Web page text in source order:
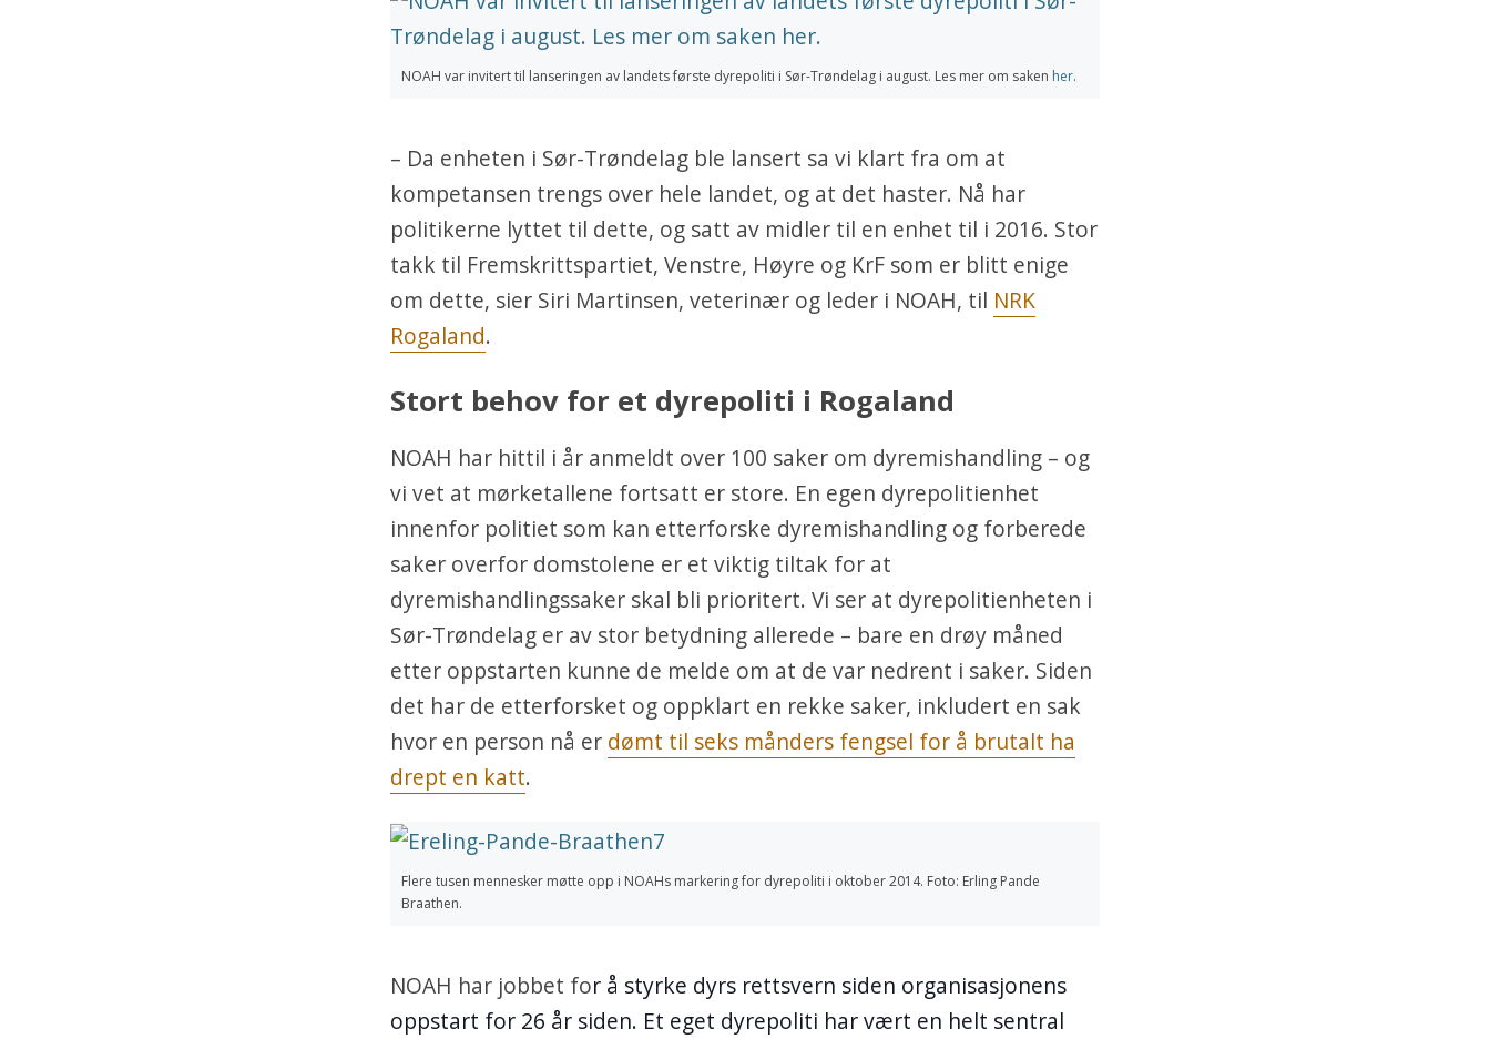
NOAH var invitert til lanseringen av landets første dyrepoliti i Sør-Trøndelag i august. Les mer om saken her.
– Da enheten i Sør-Trøndelag ble lansert sa vi klart fra om at
kompetansen trengs over hele landet, og at det haster. Nå har
politikerne lyttet til dette, og satt av midler til en enhet til i 2016. Stor
takk til Fremskrittspartiet, Venstre, Høyre og KrF som er blitt enige
om dette, sier Siri Martinsen, veterinær og leder i NOAH, til NRK
Rogaland.
Stort behov for et dyrepoliti i Rogaland
NOAH har hittil i år anmeldt over 100 saker om dyremishandling – og
vi vet at mørketallene fortsatt er store. En egen dyrepolitienhet
innenfor politiet som kan etterforske dyremishandling og forberede
saker overfor domstolene er et viktig tiltak for at
dyremishandlingssaker skal bli prioritert. Vi ser at dyrepolitienheten i
Sør-Trøndelag er av stor betydning allerede – bare en drøy måned
etter oppstarten kunne de melde om at de var nedrent i saker. Siden
det har de etterforsket og oppklart en rekke saker, inkludert en sak
hvor en person nå er dømt til seks månders fengsel for å brutalt ha
drept en katt.
Flere tusen mennesker møtte opp i NOAHs markering for dyrepoliti i oktober 2014. Foto: Erling Pande
Braathen.
NOAH har jobbet for å styrke dyrs rettsvern siden organisasjonens
oppstart for 26 år siden. Et eget dyrepoliti har vært en helt sentral